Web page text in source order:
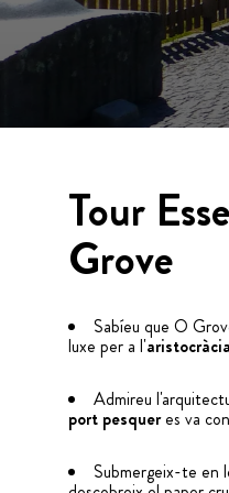
Tour
Grove
Sabíeu que O
luxe per a l'aristocràcia
Admireu
port pesqueres va
Submergeix-te en